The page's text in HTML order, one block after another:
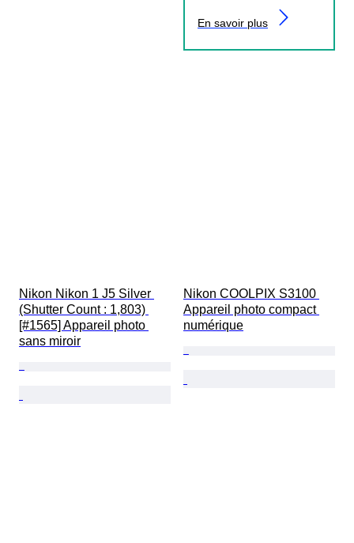
En savoir plus
Nikon Nikon 1 J5 Silver
(Shutter Count : 1,803)
[#1565] Appareil photo
sans miroir
Nikon COOLPIX S3100
Appareil photo compact
numérique